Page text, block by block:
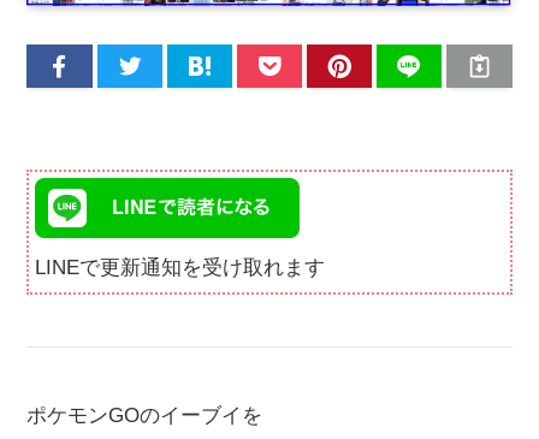
LINEで更新通知を受け取れます
ポケモンGOのイーブイを